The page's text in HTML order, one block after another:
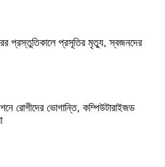
প্রস্তুতিকালে প্রসূতির মৃত্যু, স্বজনদের
রোগীদের ভোগান্তি, কম্পিউটারাইজড